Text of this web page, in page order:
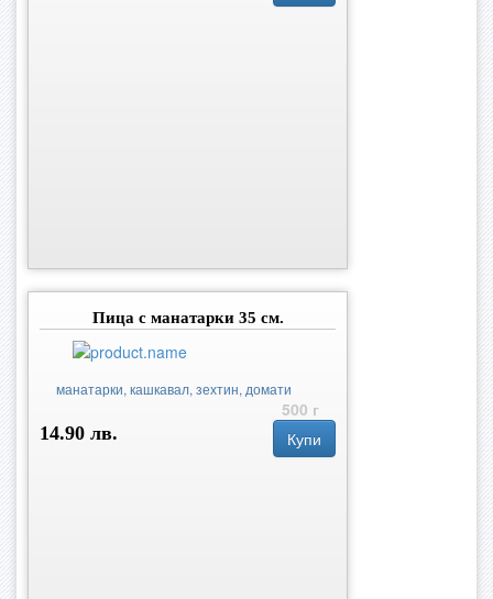
Пица с манатарки 35 см.
манатарки, кашкавал, зехтин, домати
500 г
14.90 лв.
Купи